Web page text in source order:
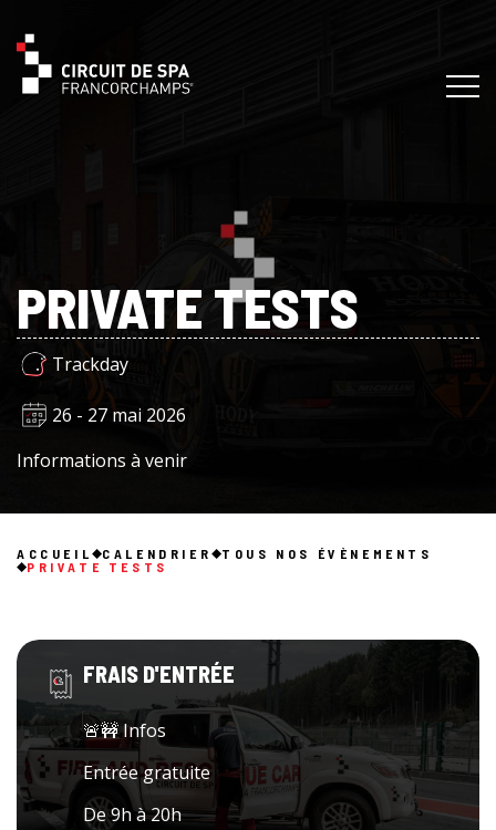
PRIVATE TESTS
Trackday
26 - 27 mai 2026
Informations à venir
ACCUEIL CALENDRIER
TOUS NOS ÉVÈNEMENTS
PRIVATE TESTS
FRAIS D'ENTRÉE
🚨🚧Infos
Entrée gratuite
De 9h à 20h